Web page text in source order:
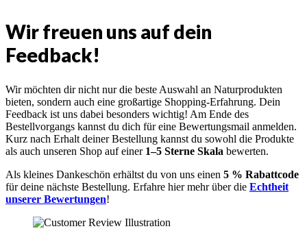
Wir freuen uns auf dein
Feedback!
Wir möchten dir nicht nur die beste Auswahl an Naturprodukten
bieten, sondern auch eine großartige Shopping-Erfahrung. Dein
Feedback ist uns dabei besonders wichtig! Am Ende des
Bestellvorgangs kannst du dich für eine Bewertungsmail anmelden.
Kurz nach Erhalt deiner Bestellung kannst du sowohl die Produkte
als auch unseren Shop auf einer 1–5 Sterne Skala bewerten.
Als kleines Dankeschön erhältst du von uns einen 5 % Rabattcode
für deine nächste Bestellung. Erfahre hier mehr über die Echtheit
unserer Bewertungen!